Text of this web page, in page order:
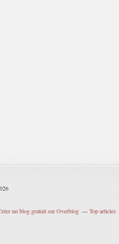
un blog gratuit sur Overblog Top articles